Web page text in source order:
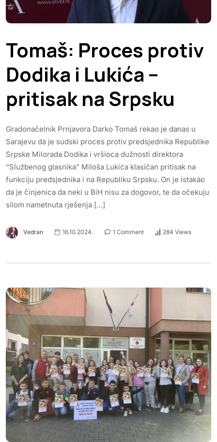
Tomaš: Proces protiv
Dodika i Lukića –
pritisak na Srpsku
Gradonačelnik Prnjavora Darko Tomaš rekao je danas u
Sarajevu da je sudski proces protiv predsjednika Republike
Srpske Milorada Dodika i vršioca dužnosti direktora
“Službenog glasnika” Miloša Lukića klasičan pritisak na
funkciju predsjednika i na Republiku Srpsku. On je istakao
da je činjenica da neki u BiH nisu za dogovor, te da očekuju
silom nametnuta rješenja […]
Vedran 16.10.2024. 1 Comment 284 Views